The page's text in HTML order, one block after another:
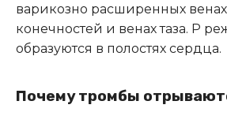
варикозно расширенных
конечностей и венах таза. Р
образуются в полостях сердца.
Почему тромбы